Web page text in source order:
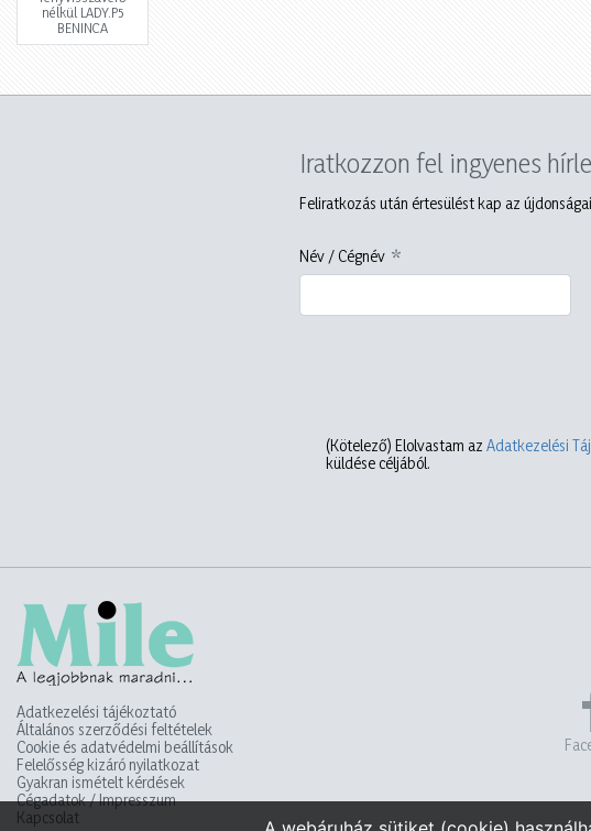
nélkül LADY.P5
BENINCA
Iratkozzon fel ingyenes
Feliratkozás után értesülést kap az
Név / Cégnév
(Kötelező) Elolvastam az Adatkezelési
küldése céljából.
Adatkezelési tájékoztató
Általános szerződési feltételek
Cookie és adatvédelmi beállítások
Felelősség kizáró nyilatkozat
Gyakran ismételt kérdések
Cégadatok / Impresszum
Kapcsolat